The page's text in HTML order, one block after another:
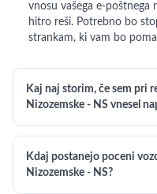
vnosu vašega e-poštnega
hitro reši. Potrebno bo
strankam, ki vam bo
Kaj naj storim, če sem pri
Nizozemske - NS vnesel
Kdaj postanejo poceni
Nizozemske - NS?